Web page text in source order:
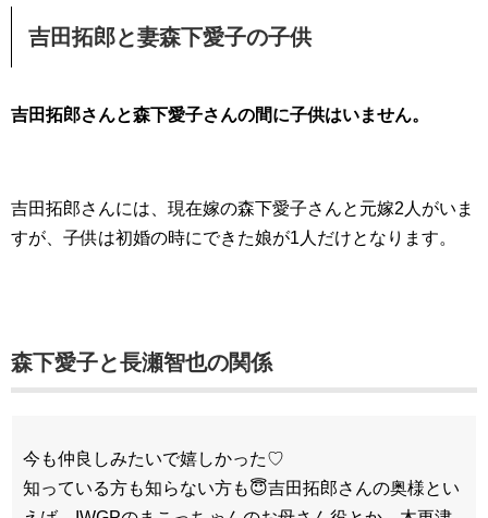
吉田拓郎と妻森下愛子の子供
吉田拓郎さんと森下愛子さんの間に子供はいません。
吉田拓郎さんには、現在嫁の森下愛子さんと元嫁2人がいま
すが、子供は初婚の時にできた娘が1人だけとなります。
森下愛子と長瀬智也の関係
今も仲良しみたいで嬉しかった♡
知っている方も知らない方も😇吉田拓郎さんの奥様とい